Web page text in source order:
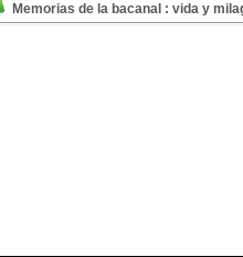
Memorias de la bacanal : vida y